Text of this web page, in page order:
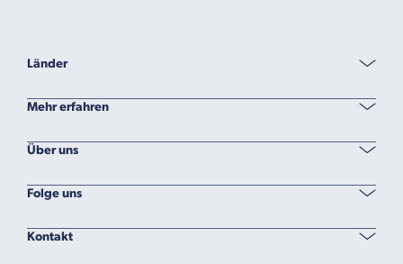
Länder
Mehr erfahren
Über uns
Folge uns
Kontakt